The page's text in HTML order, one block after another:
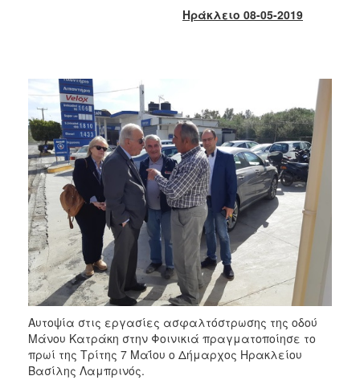
2015
2013
2012
2011
2010
2006
ΤΟΠΟΣ
ΠΟΛΙΤΙΣΜΟΣ
ΑΝΘΕΚΤΙΚΗ
Ηράκλειο 08-05-2019
Αυτοψία στις εργασίες ασφαλτόστρωσης της οδού
Μάνου Κατράκη στην Φοινικιά πραγματοποίησε το
πρωί της Τρίτης 7 Μαΐου ο Δήμαρχος Ηρακλείου
Βασίλης Λαμπρινός.